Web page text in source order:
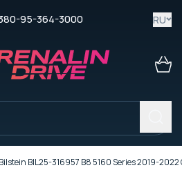
95-364-3000 RU
Bilstein BIL25-316957 B8 5160 Series 2019-